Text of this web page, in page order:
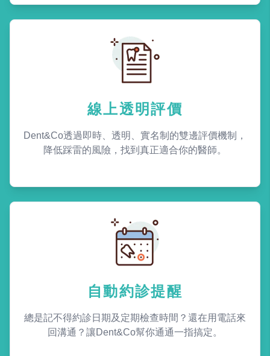
線上透明評價
Dent&Co透過即時、透明、實名制的雙邊評價機制，
降低踩雷的風險，找到真正適合你的醫師。
自動約診提醒
總是記不得約診日期及定期檢查時間？還在用電話來
回溝通？讓Dent&Co幫你通通一指搞定。